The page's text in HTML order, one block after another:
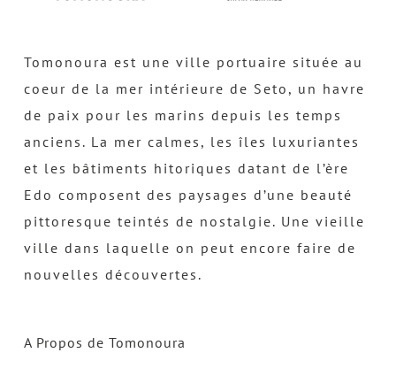
Tomonoura est une ville portuaire située au
coeur de la mer intérieure de Seto, un havre
de paix pour les marins depuis les temps
anciens. La mer calmes, les îles luxuriantes
et les bâtiments hitoriques datant de l’ère
Edo composent des paysages d’une beauté
pittoresque teintés de nostalgie. Une vieille
ville dans laquelle on peut encore faire de
nouvelles découvertes.
A Propos de Tomonoura